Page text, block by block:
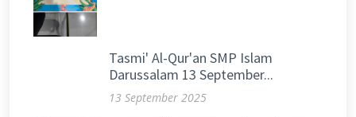
Tasmi' Al-Qur'an SMP Islam
Darussalam 13 September...
13 September 2025